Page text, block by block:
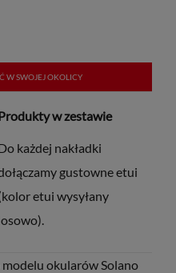
W SWOJEJ OKOLICY
w zestawie
każdej nakładki
gustowne etui
etui wysyłany
modelu okularów Solano